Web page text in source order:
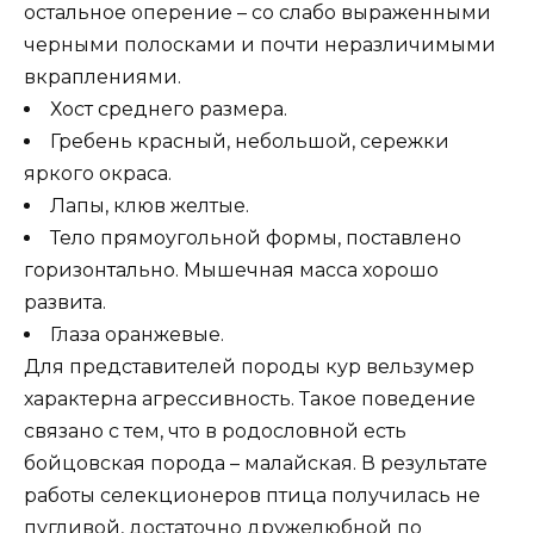
остальное оперение – со слабо выраженными
черными полосками и почти неразличимыми
вкраплениями.
Хост среднего размера.
Гребень красный, небольшой, сережки
яркого окраса.
Лапы, клюв желтые.
Тело прямоугольной формы, поставлено
горизонтально. Мышечная масса хорошо
развита.
Глаза оранжевые.
Для представителей породы кур вельзумер
характерна агрессивность. Такое поведение
связано с тем, что в родословной есть
бойцовская порода – малайская. В результате
работы селекционеров птица получилась не
пугливой, достаточно дружелюбной по